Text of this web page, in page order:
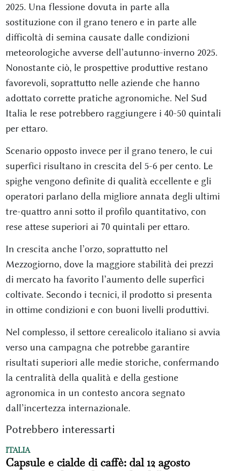
2025. Una flessione dovuta in parte alla
sostituzione con il grano tenero e in parte alle
difficoltà di semina causate dalle condizioni
meteorologiche avverse dell’autunno-inverno 2025.
Nonostante ciò, le prospettive produttive restano
favorevoli, soprattutto nelle aziende che hanno
adottato corrette pratiche agronomiche. Nel Sud
Italia le rese potrebbero raggiungere i 40-50 quintali
per ettaro.
Scenario opposto invece per il grano tenero, le cui
superfici risultano in crescita del 5-6 per cento. Le
spighe vengono definite di qualità eccellente e gli
operatori parlano della migliore annata degli ultimi
tre-quattro anni sotto il profilo quantitativo, con
rese attese superiori ai 70 quintali per ettaro.
In crescita anche l’orzo, soprattutto nel
Mezzogiorno, dove la maggiore stabilità dei prezzi
di mercato ha favorito l’aumento delle superfici
coltivate. Secondo i tecnici, il prodotto si presenta
in ottime condizioni e con buoni livelli produttivi.
Nel complesso, il settore cerealicolo italiano si avvia
verso una campagna che potrebbe garantire
risultati superiori alle medie storiche, confermando
la centralità della qualità e della gestione
agronomica in un contesto ancora segnato
dall’incertezza internazionale.
Potrebbero interessarti
ITALIA
Capsule e cialde di caffè: dal 12 agosto